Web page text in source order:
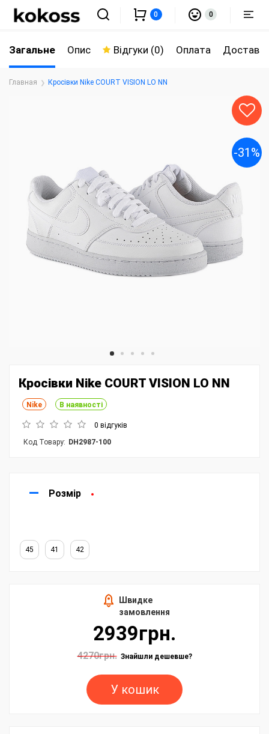
0 0
Главная Кросівки Nike COURT VISION LO NN
Загальне Опис Відгуки (0) Оплата
-31%
Кросівки Nike COURT VISION LO NN
Nike В наявності
0 відгуків
Код Товару: DH2987-100
Розмір
45 41 42
Швидке
замовлення
2939грн.
4270грн. Знайшли дешевше?
У кошик